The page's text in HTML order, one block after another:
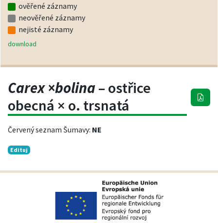
ověřené záznamy
neověřené záznamy
nejisté záznamy
download
Carex ×bolina– ostřice
obecná × o. trsnatá
Červený seznam Šumavy: NE
Edituj